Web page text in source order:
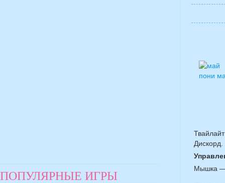
Дискорд.
Мышка —
ПОПУЛЯРНЫЕ ИГРЫ